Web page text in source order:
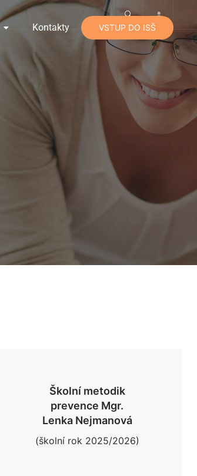
Kontakty VSTUP DO ISŠ
Školní metodik
prevence Mgr.
Lenka Nejmanová
(školní rok 2025/2026)